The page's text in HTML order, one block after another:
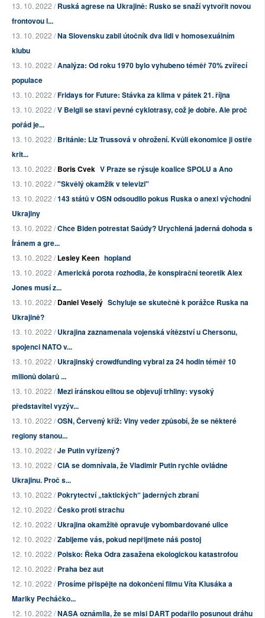
13. 10. 2022 /Ruská agrese na Ukrajině: Rusko se snaží vytvořit novou
frontovou l...
13. 10. 2022 /Na Slovensku zabil útočník dva lidi v homosexuálním
klubu
13. 10. 2022 /Analýza: Od roku 1970 bylo vyhubeno téměř 70% zvířecí
populace
13. 10. 2022 /Fridays for Future: Stávka za klima v pátek 21. října
13. 10. 2022 /V Belgii se staví pevné cyklotrasy, což je dobře. Ale proč
pořád je...
13. 10. 2022 /Británie: Liz Trussová v ohrožení. Kvůli ekonomice ji ostře
krit...
13. 10. 2022 /Boris Cvek V Praze se rýsuje koalice SPOLU a Ano
13. 10. 2022 /"Skvělý okamžik v televizi"
13. 10. 2022 /143 států v OSN odsoudilo pokus Ruska o anexi východní
Ukrajiny
13. 10. 2022 /Chce Biden potrestat Saúdy? Urychlená jaderná dohoda s
Íránem a gre...
13. 10. 2022 /Lesley Keen hopland
13. 10. 2022 /Americká porota rozhodla, že konspirační teoretik Alex
Jones musí z...
13. 10. 2022 /Daniel Veselý Schyluje se skutečně k porážce Ruska na
Ukrajině?
13. 10. 2022 /Ukrajina zaznamenala vojenská vítězství u Chersonu,
spojenci NATO v...
13. 10. 2022 /Ukrajinský crowdfunding vybral za 24 hodin téměř 10
milionů dolarů ...
13. 10. 2022 /Mezi íránskou elitou se objevují trhliny: vysoký
představitel vyzýv...
13. 10. 2022 /OSN, Červený kříž: Vlny veder způsobí, že se některé
regiony stanou...
13. 10. 2022 /Je Putin vyřízený?
13. 10. 2022 /CIA se domnívala, že Vladimir Putin rychle ovládne
Ukrajinu. Proč s...
13. 10. 2022 /Pokrytectví „taktických“ jaderných zbraní
12. 10. 2022 /Česko proti strachu
12. 10. 2022 /Ukrajina okamžitě opravuje vybombardované ulice
12. 10. 2022 /Zabijeme vás, pokud nepřijmete náš postoj
12. 10. 2022 /Polsko: Řeka Odra zasažena ekologickou katastrofou
12. 10. 2022 /Praha bez aut
12. 10. 2022 /Prosíme přispějte na dokončení filmu Víta Klusáka a
Mariky Pecháčko...
12. 10. 2022 /NASA oznámila, že se misi DART podařilo posunout dráhu